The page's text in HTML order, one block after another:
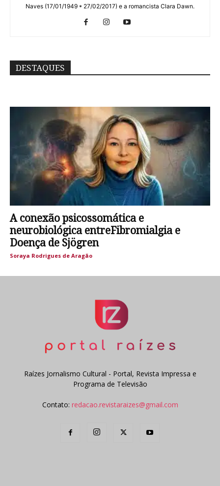
Naves (17/01/1949 * 27/02/2017) e a romancista Clara Dawn.
DESTAQUES
A conexão psicossomática e
neurobiológica entreFibromialgia e
Doença de Sjögren
Soraya Rodrigues de Aragão
Raízes Jornalismo Cultural - Portal, Revista Impressa e
Programa de Televisão
Contato: redacao.revistaraizes@gmail.com